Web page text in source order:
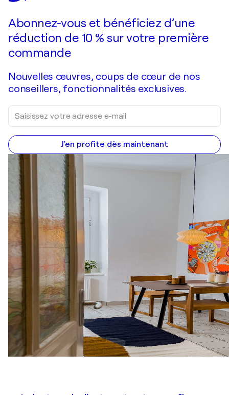
Abonnez-vous et bénéficiez d’une
réduction de 10 % sur votre première
commande
Nouvelles œuvres, coups de cœur de nos
conseillers, fonctionnalités exclusives.
J'en profite dès maintenant